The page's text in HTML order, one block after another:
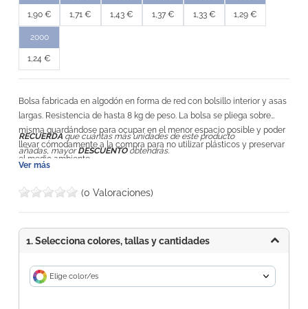
1,90 € 1,71 € 1,43 € 1,37 € 1,33 € 1,29 €
2000
1,24 €
Bolsa fabricada en algodón en forma de red con bolsillo interior y asas
largas. Resistencia de hasta 8 kg de peso. La bolsa se pliega sobre
misma guardándose para ocupar en el menor espacio posible y poder
llevar cómodamente a la compra para no utilizar plásticos y preservar
el medio ambiente.
RECUERDA que cuántas más unidades de este producto
añadas, mayorDESCUENTOobtendrás.
Ver más
(0 Valoraciones)
1. Selecciona colores, tallas y cantidades
Elige color/es